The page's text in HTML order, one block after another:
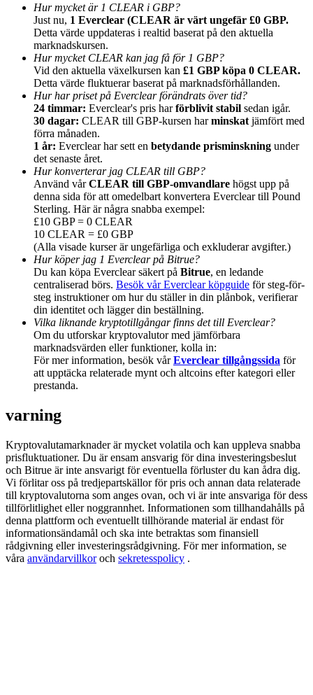
Hänvisning
Bjud in en vän för att få kontantbelöningar
BTC Welcome Rewards
BTC Welcome Rewards
Deposit & Trade BTC to Share 25000 USDT prize pool!
Share 500000 CASHCAT prize pool
Exclusive for BitMart Users
Register & Trade to Win 500,000 USDT
Hur mycket är 1 CLEAR i GBP?
Just nu, 1 Everclear (CLEAR är värt ungefär £0 GBP.
Detta värde uppdateras i realtid baserat på den aktuella
marknadskursen.
Hur mycket CLEAR kan jag få för 1 GBP?
Vid den aktuella växelkursen kan £1 GBP köpa 0 CLEAR.
Detta värde fluktuerar baserat på marknadsförhållanden.
Hur har priset på Everclear förändrats över tid?
24 timmar: Everclear's pris harförblivit stabil sedan igår.
30 dagar: CLEAR till GBP-kursen harminskat jämfört med
förra månaden.
1 år: Everclear har sett en betydande prisminskning under
det senaste året.
Hur konverterar jag CLEAR till GBP?
Använd vårCLEAR till GBP-omvandlare högst upp på
denna sida för att omedelbart konvertera Everclear till Pound
Sterling. Här är några snabba exempel:
£10 GBP = 0 CLEAR
10 CLEAR = £0 GBP
(Alla visade kurser är ungefärliga och exkluderar avgifter.)
Hur köper jag 1 Everclear på Bitrue?
Du kan köpa Everclear säkert på Bitrue, en ledande
centraliserad börs. Besök vår Everclear köpguide för steg-för-
steg instruktioner om hur du ställer in din plånbok, verifierar
din identitet och lägger din beställning.
Vilka liknande kryptotillgångar finns det till Everclear?
Om du utforskar kryptovalutor med jämförbara
marknadsvärden eller funktioner, kolla in:
För mer information, besök vårEverclear tillgångssida för
att upptäcka relaterade mynt och altcoins efter kategori eller
prestanda.
varning
Kryptovalutamarknader är mycket volatila och kan uppleva snabba
prisfluktuationer. Du är ensam ansvarig för dina investeringsbeslut
och Bitrue är inte ansvarigt för eventuella förluster du kan ådra dig.
Vi förlitar oss på tredjepartskällor för pris och annan data relaterade
till kryptovalutorna som anges ovan, och vi är inte ansvariga för dess
tillförlitlighet eller noggrannhet. Informationen som tillhandahålls på
denna plattform och eventuellt tillhörande material är endast för
informationsändamål och ska inte betraktas som finansiell
rådgivning eller investeringsrådgivning. För mer information, se
våra användarvillkoroch sekretesspolicy .